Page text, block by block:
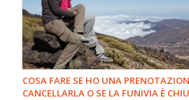
COSA FARE SE HO UNA
CANCELLARLA O SE LA FUNIVIA È